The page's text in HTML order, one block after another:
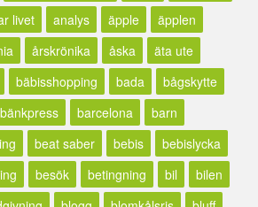
livet analys äpple
äpplen
årskrönika åska
äta ute
bäbisshopping bada
bågskytte
bänkpress barcelona
barn
beat saber bebis
bebislycka
besök betingning bil
bilen